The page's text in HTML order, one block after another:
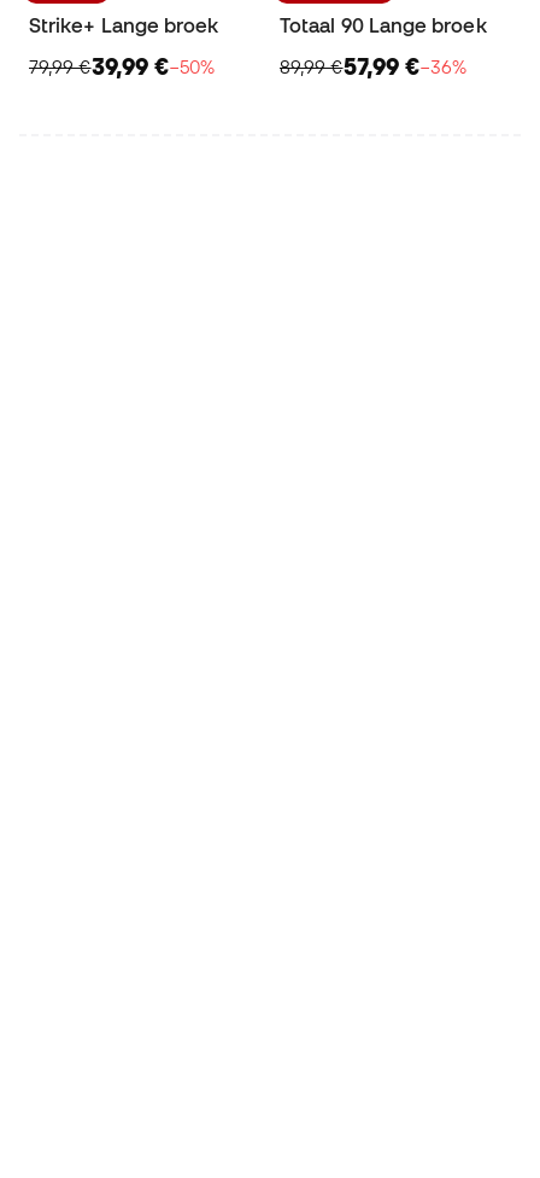
Strike+ Lange broek
79,99 €39,99 €−50%
Totaal 90 Lange broek
89,99 €57,99 €−36%